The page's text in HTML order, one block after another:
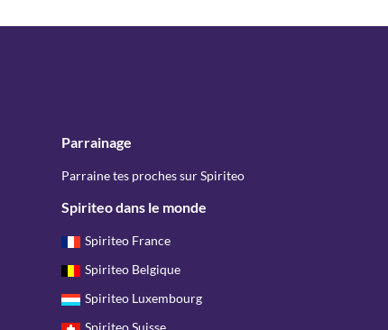
Parrainage
Parraine tes proches sur Spiriteo
Spiriteo dans le monde
Spiriteo France
Spiriteo Belgique
Spiriteo Luxembourg
Spiriteo Suisse